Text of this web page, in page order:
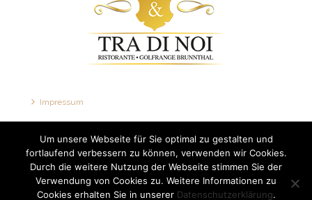
Impressum
Datenschutzerklärung
Um unsere Webseite für Sie optimal zu gestalten und
fortlaufend verbessern zu können, verwenden wir Cookies.
Durch die weitere Nutzung der Webseite stimmen Sie der
Verwendung von Cookies zu. Weitere Informationen zu
Cookies erhalten Sie in unserer Datenschutzerklärung.